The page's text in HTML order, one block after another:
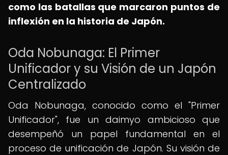
como las batallas que marcaron puntos de
inflexión en la historia de Japón.
Oda Nobunaga: El Primer
Unificador y su Visión de un Japón
Centralizado
Oda Nobunaga, conocido como el "Primer
Unificador", fue un daimyo ambicioso que
desempeñó un papel fundamental en el
proceso de unificación de Japón. Su visión de